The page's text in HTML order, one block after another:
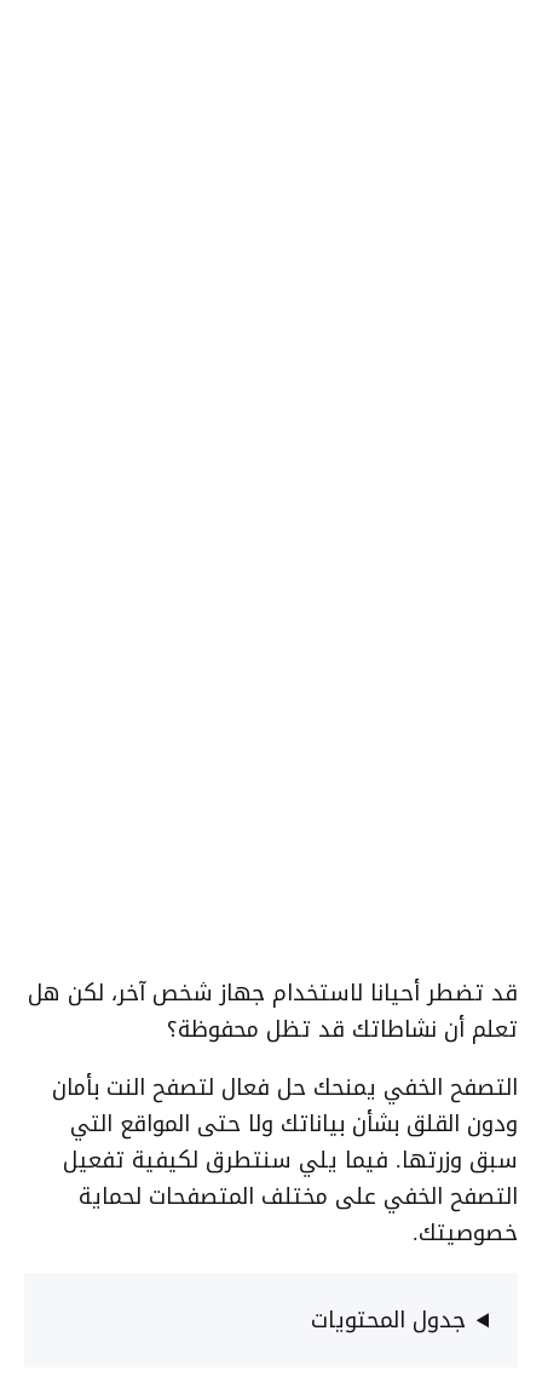
قد تضطر أحيانا لاستخدام جهاز شخص آخر، لكن هل
تعلم أن نشاطاتك قد تظل محفوظة؟
التصفح الخفي يمنحك حل فعال لتصفح النت بأمان
ودون القلق بشأن بياناتك ولا حتى المواقع التي
سبق وزرتها. فيما يلي سنتطرق لكيفية تفعيل
التصفح الخفي على مختلف المتصفحات لحماية
خصوصيتك.
جدول المحتويات